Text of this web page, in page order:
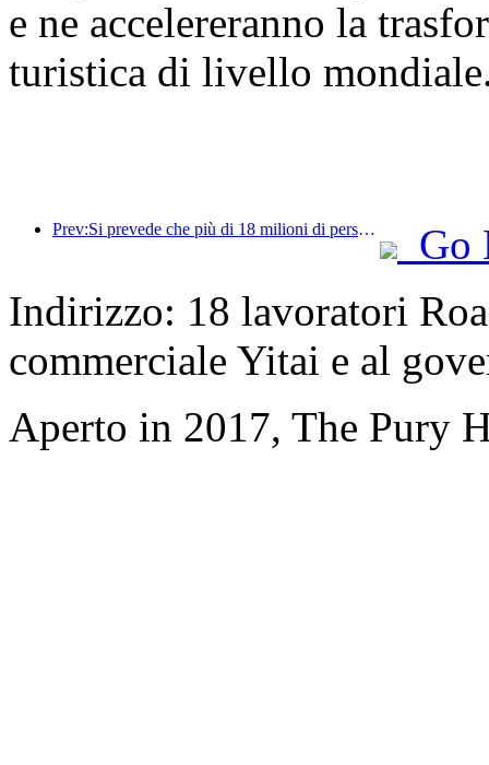
e ne accelereranno la
turistica di livello
Prev:Si prevede che più di 18 milioni di persone entreranno e usciranno dal Paese durante i 9 giorni di festività della Festa di Primavera.
Go
Indirizzo: 18 lavoratori
commerciale Yitai e al
Aperto in 2017, The Pury